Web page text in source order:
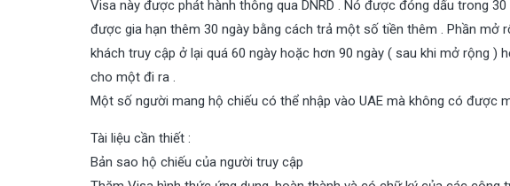
Visa này được phát hành thông qua DNRD . Nó được đóng dấu trong
được gia hạn thêm 30 ngày bằng cách trả một số tiền thêm . Phần mở
khách truy cập ở lại quá 60 ngày hoặc hơn 90 ngày ( sau khi mở rộng
cho một đi ra .
Một số người mang hộ chiếu có thể nhập vào UAE mà không có được
Tài liệu cần thiết :
Bản sao hộ chiếu của người truy cập